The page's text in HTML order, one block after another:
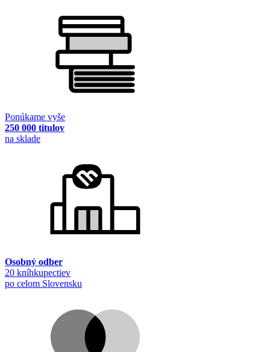
Ponúkame vyše
250 000 titulov
na sklade
Osobný odber
20 kníhkupectiev
po celom Slovensku